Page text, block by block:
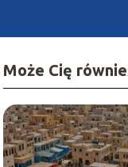
Może Cię